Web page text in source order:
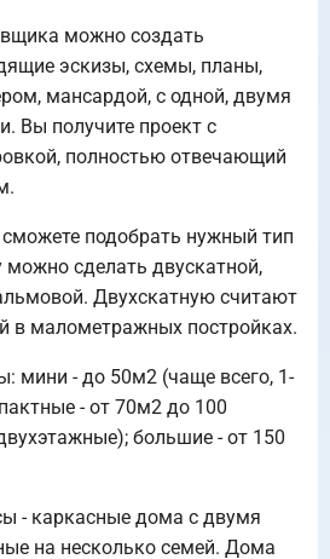
можно создать
эскизы, схемы, планы,
мансардой, с одной, двумя
Вы получите проект с
полностью отвечающий
подобрать нужный тип
сделать двускатной,
Двухскатную считают
в малометражных постройках.
мини - до 50м2 (чаще всего, 1-
- от 70м2 до 100
большие - от 150
- каркасные дома с двумя
на несколько семей. Дома